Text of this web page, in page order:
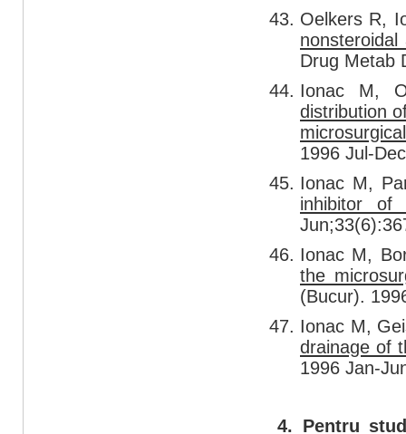
Oelkers R,
Drug Metab
Ionac M,
distribution
1996 Jul-
Ionac M,
inhibitor of
Ionac M,
the
(Bucur).
Ionac M,
drainage of
1996 Jan-
4. Pentru